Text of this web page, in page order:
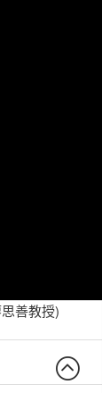
善教授)